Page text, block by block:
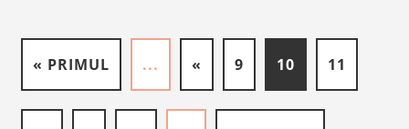
« PRIMUL ... « 9 10 11